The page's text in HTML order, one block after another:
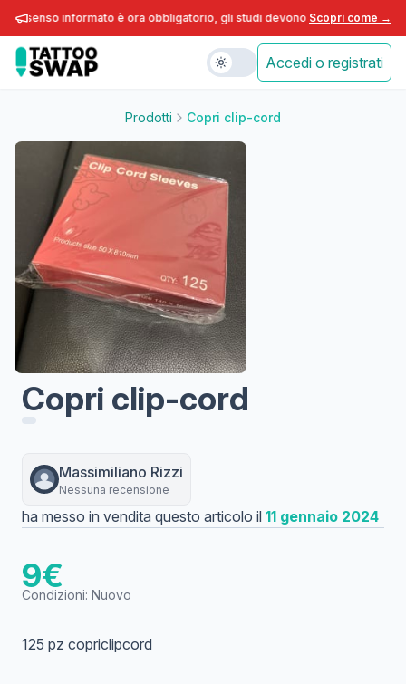
informato è ora obbligatorio, gli studi devono adeguarsi entro fine
Scopri come →
Accedi o registrati
Prodotti Copri clip-cord
Copri clip-cord
Massimiliano Rizzi
Nessuna recensione
ha messo in vendita questo articolo il 11 gennaio 2024
9€
Condizioni: Nuovo
125 pz copriclipcord